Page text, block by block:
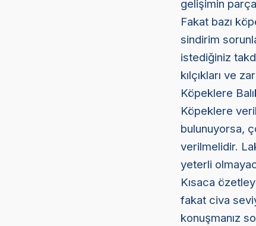
gelişimin
Fakat bazı
sindirim
istediğiniz
kılçıkları ve
Köpeklere
Köpeklere
bulunuyorsa,
verilmelidir.
yeterli
Kısaca
fakat civa
konuşmanız